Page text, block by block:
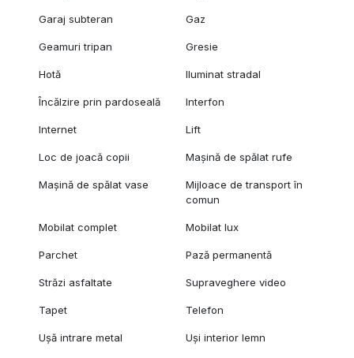
Garaj subteran Gaz
Geamuri tripan Gresie
Hotă Iluminat stradal
Încălzire prin pardoseală Interfon
Internet Lift
Loc de joacă copii Mașină de spălat rufe
Mașină de spălat vase
Mijloace de transport în
comun
Mobilat complet Mobilat lux
Parchet Pază permanentă
Străzi asfaltate Supraveghere video
Tapet Telefon
Ușă intrare metal Uși interior lemn